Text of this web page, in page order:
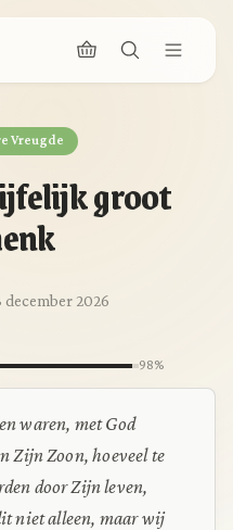
Vreugde
groot
december 2026
98%
waren, met God
Zijn Zoon, hoeveel te
door Zijn leven,
niet alleen, maar wij